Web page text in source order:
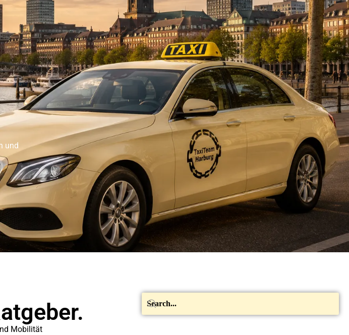
Service Krankenfahrten
Blog
Mehr
Fahrt
buchen
DE
und
Mobilität